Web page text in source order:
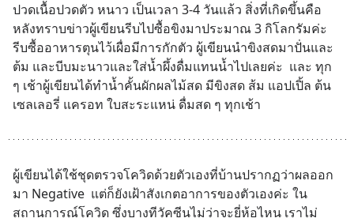
ปวดเนื้อปวดตัว หนาว เป็นเวลา 3-4 วันแล้ว สิ่งที่เกิดขึ้นคือ
หลังทราบข่าวผู้เขียนรีบไปซื้อขิงมาประมาณ 3 กิโลกรัมค่ะ
รีบซื้ออาหารตุนไว้เผื่อมีการกักตัว ผู้เขียนนำขิงสดมาปั่นและ
ต้ม และบีบมะนาวและใส่น้ำผึ้งดื่มแทนน้ำไปเลยค่ะ  และ ทุก
ๆ เช้าผู้เขียนได้ทำน้ำคั้นผักผลไม้สด มีขิงสด ส้ม แอปเปิ้ล ต้น
เซลเลอรี่ แครอท ใบสะระแหน่ ดื่มสด ๆ ทุกเช้า
ผู้เขียนได้ใช้ชุดตรวจโควิดด้วยตัวเองที่บ้านปรากฏว่าผลออก
มา Negative  แต่ก็ยังเฝ้าสังเกตอาการของตัวเองค่ะ ใน
สถานการณ์โควิด ซึ่งบางทีวัคซีนไม่ว่าจะยี่ห้อไหน เราไม่